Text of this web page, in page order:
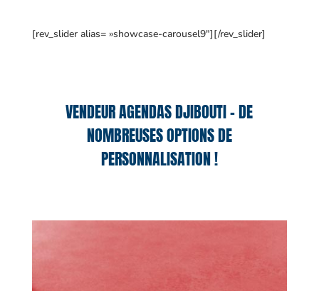
[rev_slider alias= »showcase-carousel9″][/rev_slider]
VENDEUR AGENDAS DJIBOUTI – DE
NOMBREUSES OPTIONS DE
PERSONNALISATION !